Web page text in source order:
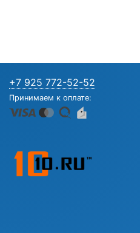
+7 925 772-52-52
Принимаем к оплате: